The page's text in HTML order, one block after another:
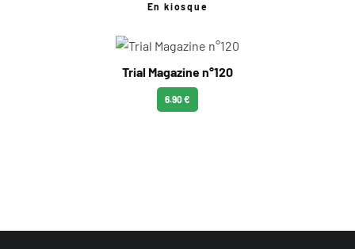
En kiosque
Trial Magazine n°120
6.90 €